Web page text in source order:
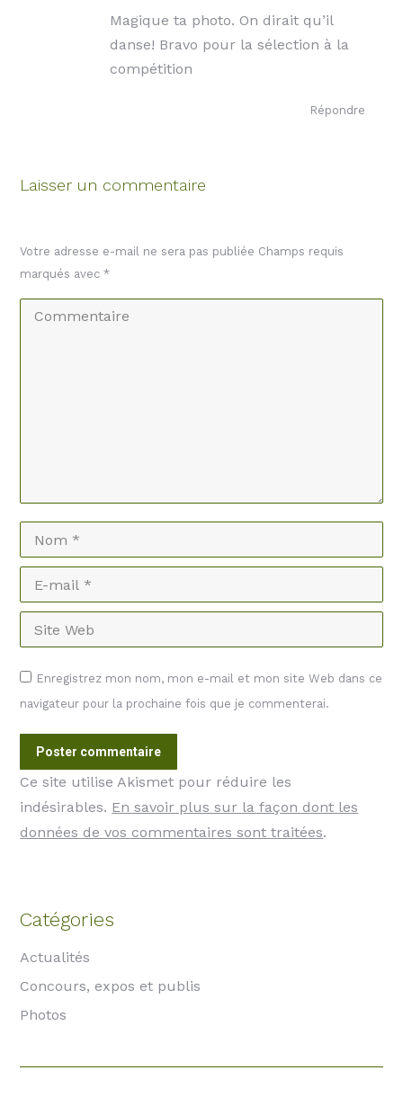
Magique ta photo. On dirait qu’il
danse! Bravo pour la sélection à la
compétition
Répondre
Laisser un commentaire
Votre adresse e-mail ne sera pas publiée Champs requis
marqués avec*
Commentaire
Nom *
E-mail *
Site Web
Enregistrez mon nom, mon e-mail et mon site Web dans ce
navigateur pour la prochaine fois que je commenterai.
Poster commentaire
Ce site utilise Akismet pour réduire les
indésirables. En savoir plus sur la façon dont les
données de vos commentaires sont traitées.
Catégories
Actualités
Concours, expos et publis
Photos